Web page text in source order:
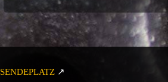
SENDEPLATZ ↗